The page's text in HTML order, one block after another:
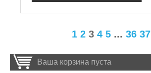
1 2 3 4 5... 36 37
Ваша корзина пуста